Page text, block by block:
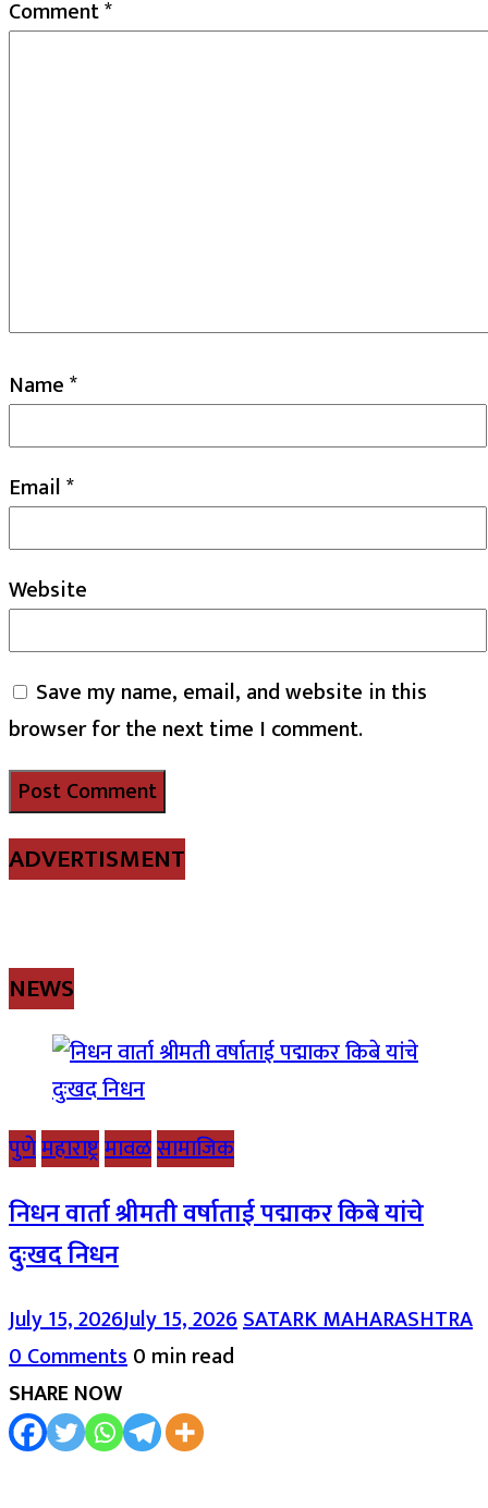
Comment*
Name*
Email*
Website
Save my name, email, and website in this
browser for the next time I comment.
ADVERTISMENT
NEWS
पुणेमहाराष्ट्रमावळसामाजिक
निधन वार्ता श्रीमती वर्षाताई पद्माकर किबे यांचे
दुःखद निधन
July 15, 2026July 15, 2026SATARK MAHARASHTRA
0 Comments0 min read
SHARE NOW